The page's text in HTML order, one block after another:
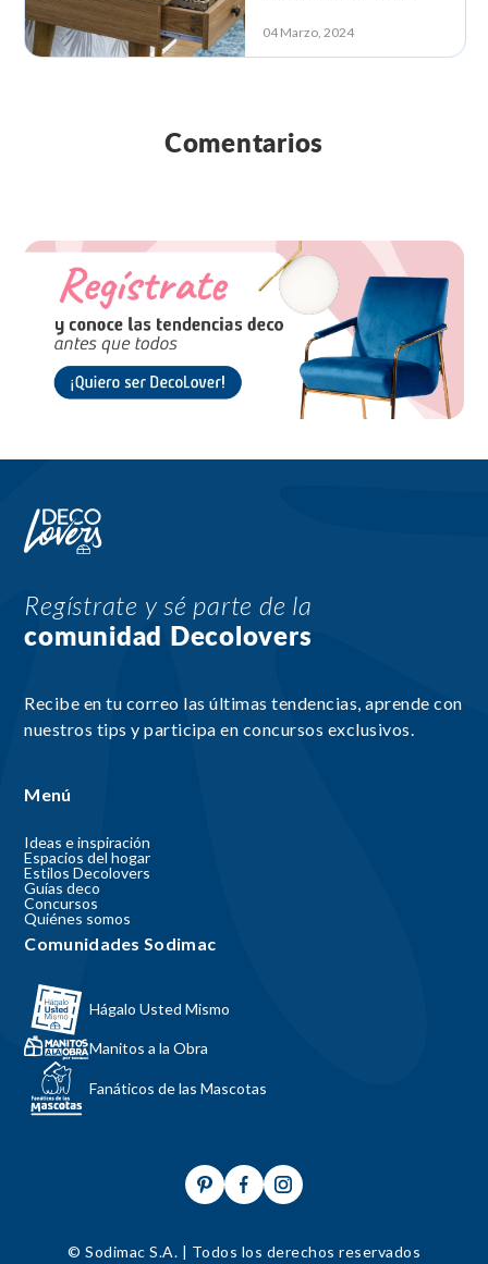
04 Marzo, 2024
Comentarios
Regístrate y sé parte de la
comunidad Decolovers
Recibe en tu correo las últimas tendencias, aprende con
nuestros tips y participa en concursos exclusivos.
Menú
Ideas e inspiración
Espacios del hogar
Estilos Decolovers
Guías deco
Concursos
Quiénes somos
Comunidades Sodimac
Hágalo Usted Mismo
Manitos a la Obra
Fanáticos de las Mascotas
© Sodimac S.A. | Todos los derechos reservados